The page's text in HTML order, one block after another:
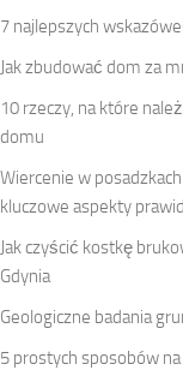
7 najlepszych
Jak zbudować dom za
10 rzeczy, na które
domu
Wiercenie w
kluczowe aspekty
Jak czyścić kostkę
Gdynia
Geologiczne badania
5 prostych sposobów